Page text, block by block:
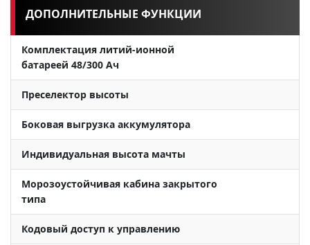
ДОПОЛНИТЕЛЬНЫЕ ФУНКЦИИ
Комплектация литий-ионной
батареей 48/300 Ач
Преселектор высоты
Боковая выгрузка аккумулятора
Индивидуальная высота мачты
Морозоустойчивая кабина закрытого
типа
Кодовый доступ к управлению